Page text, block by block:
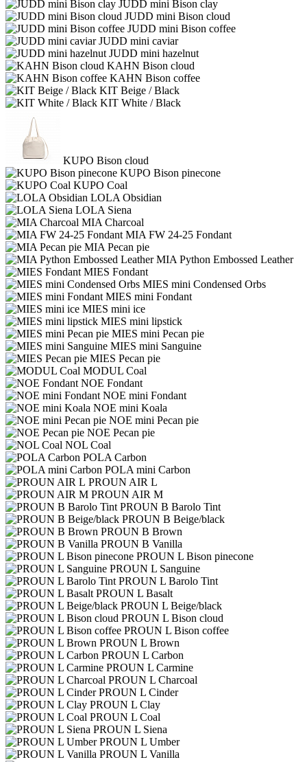
JUDD mini Bison clay
JUDD mini Bison cloud
JUDD mini Bison coffee
JUDD mini caviar
JUDD mini hazelnut
KAHN Bison cloud
KAHN Bison coffee
KIT Beige / Black
KIT White / Black
KUPO Bison cloud
KUPO Bison pinecone
KUPO Coal
LOLA Obsidian
LOLA Siena
MIA Charcoal
MIA FW 24-25 Fondant
MIA Pecan pie
MIA Python Embossed Leather
MIES Fondant
MIES mini Condensed Orbs
MIES mini Fondant
MIES mini ice
MIES mini lipstick
MIES mini Pecan pie
MIES mini Sanguine
MIES Pecan pie
MODUL Coal
NOE Fondant
NOE mini Fondant
NOE mini Koala
NOE mini Pecan pie
NOE Pecan pie
NOL Coal
POLA Carbon
POLA mini Carbon
PROUN AIR L
PROUN AIR M
PROUN B Barolo Tint
PROUN B Beige/black
PROUN B Brown
PROUN B Vanilla
PROUN L Bison pinecone
PROUN L Sanguine
PROUN L Barolo Tint
PROUN L Basalt
PROUN L Beige/black
PROUN L Bison cloud
PROUN L Bison coffee
PROUN L Brown
PROUN L Carbon
PROUN L Carmine
PROUN L Charcoal
PROUN L Cinder
PROUN L Clay
PROUN L Coal
PROUN L Siena
PROUN L Umber
PROUN L Vanilla